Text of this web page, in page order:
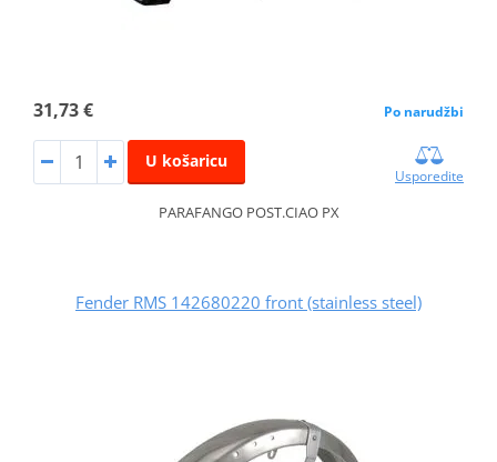
31,73 € Po narudžbi
U košaricu
Usporedite
PARAFANGO POST.CIAO PX
Fender RMS 142680220 front (stainless steel)